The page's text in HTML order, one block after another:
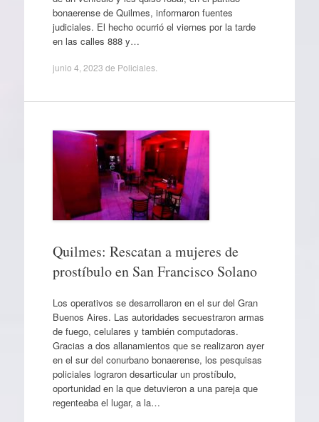
bonaerense de Quilmes, informaron fuentes
judiciales. El hecho ocurrió el viernes por la tarde
en las calles 888 y…
junio 4, 2023 de Policiales.
Quilmes: Rescatan a mujeres de
prostíbulo en San Francisco Solano
Los operativos se desarrollaron en el sur del Gran
Buenos Aires. Las autoridades secuestraron armas
de fuego, celulares y también computadoras.
Gracias a dos allanamientos que se realizaron ayer
en el sur del conurbano bonaerense, los pesquisas
policiales lograron desarticular un prostíbulo,
oportunidad en la que detuvieron a una pareja que
regenteaba el lugar, a la…